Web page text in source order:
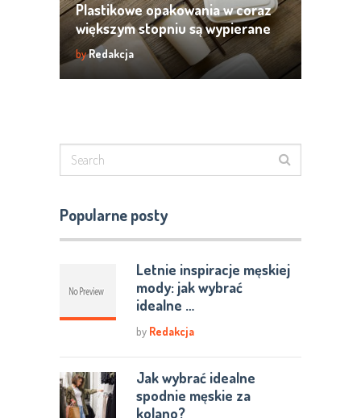
Plastikowe opakowania w coraz
większym stopniu są wypierane
przez ekologiczne i
biodegradowalne materiały
byRedakcja
Popularne posty
Letnie inspiracje męskiej
mody: jak wybrać
idealne …
by Redakcja
Jak wybrać idealne
spodnie męskie za
kolano?